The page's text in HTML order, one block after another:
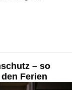
– so
Ferien